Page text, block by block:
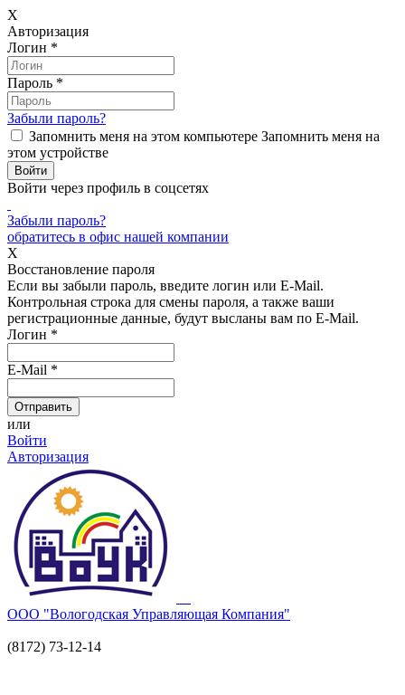
X
Авторизация
Логин *
Пароль *
Забыли пароль?
Запомнить меня на этом компьютере Запомнить меня на
этом устройстве
Войти через профиль в соцсетях
Забыли пароль?
обратитесь в офис нашей компании
X
Восстановление пароля
Если вы забыли пароль, введите логин или E-Mail.
Контрольная строка для смены пароля, а также ваши
регистрационные данные, будут высланы вам по E-Mail.
Логин *
E-Mail *
или
Войти
Авторизация
ООО "Вологодская Управляющая Компания"
(8172) 73-12-14